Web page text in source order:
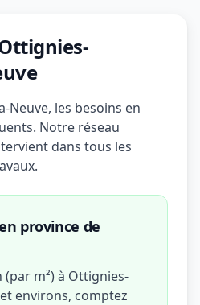
Neuve, les besoins en
Notre réseau
dans tous les
province de
m²) à Ottignies-
environs, comptez